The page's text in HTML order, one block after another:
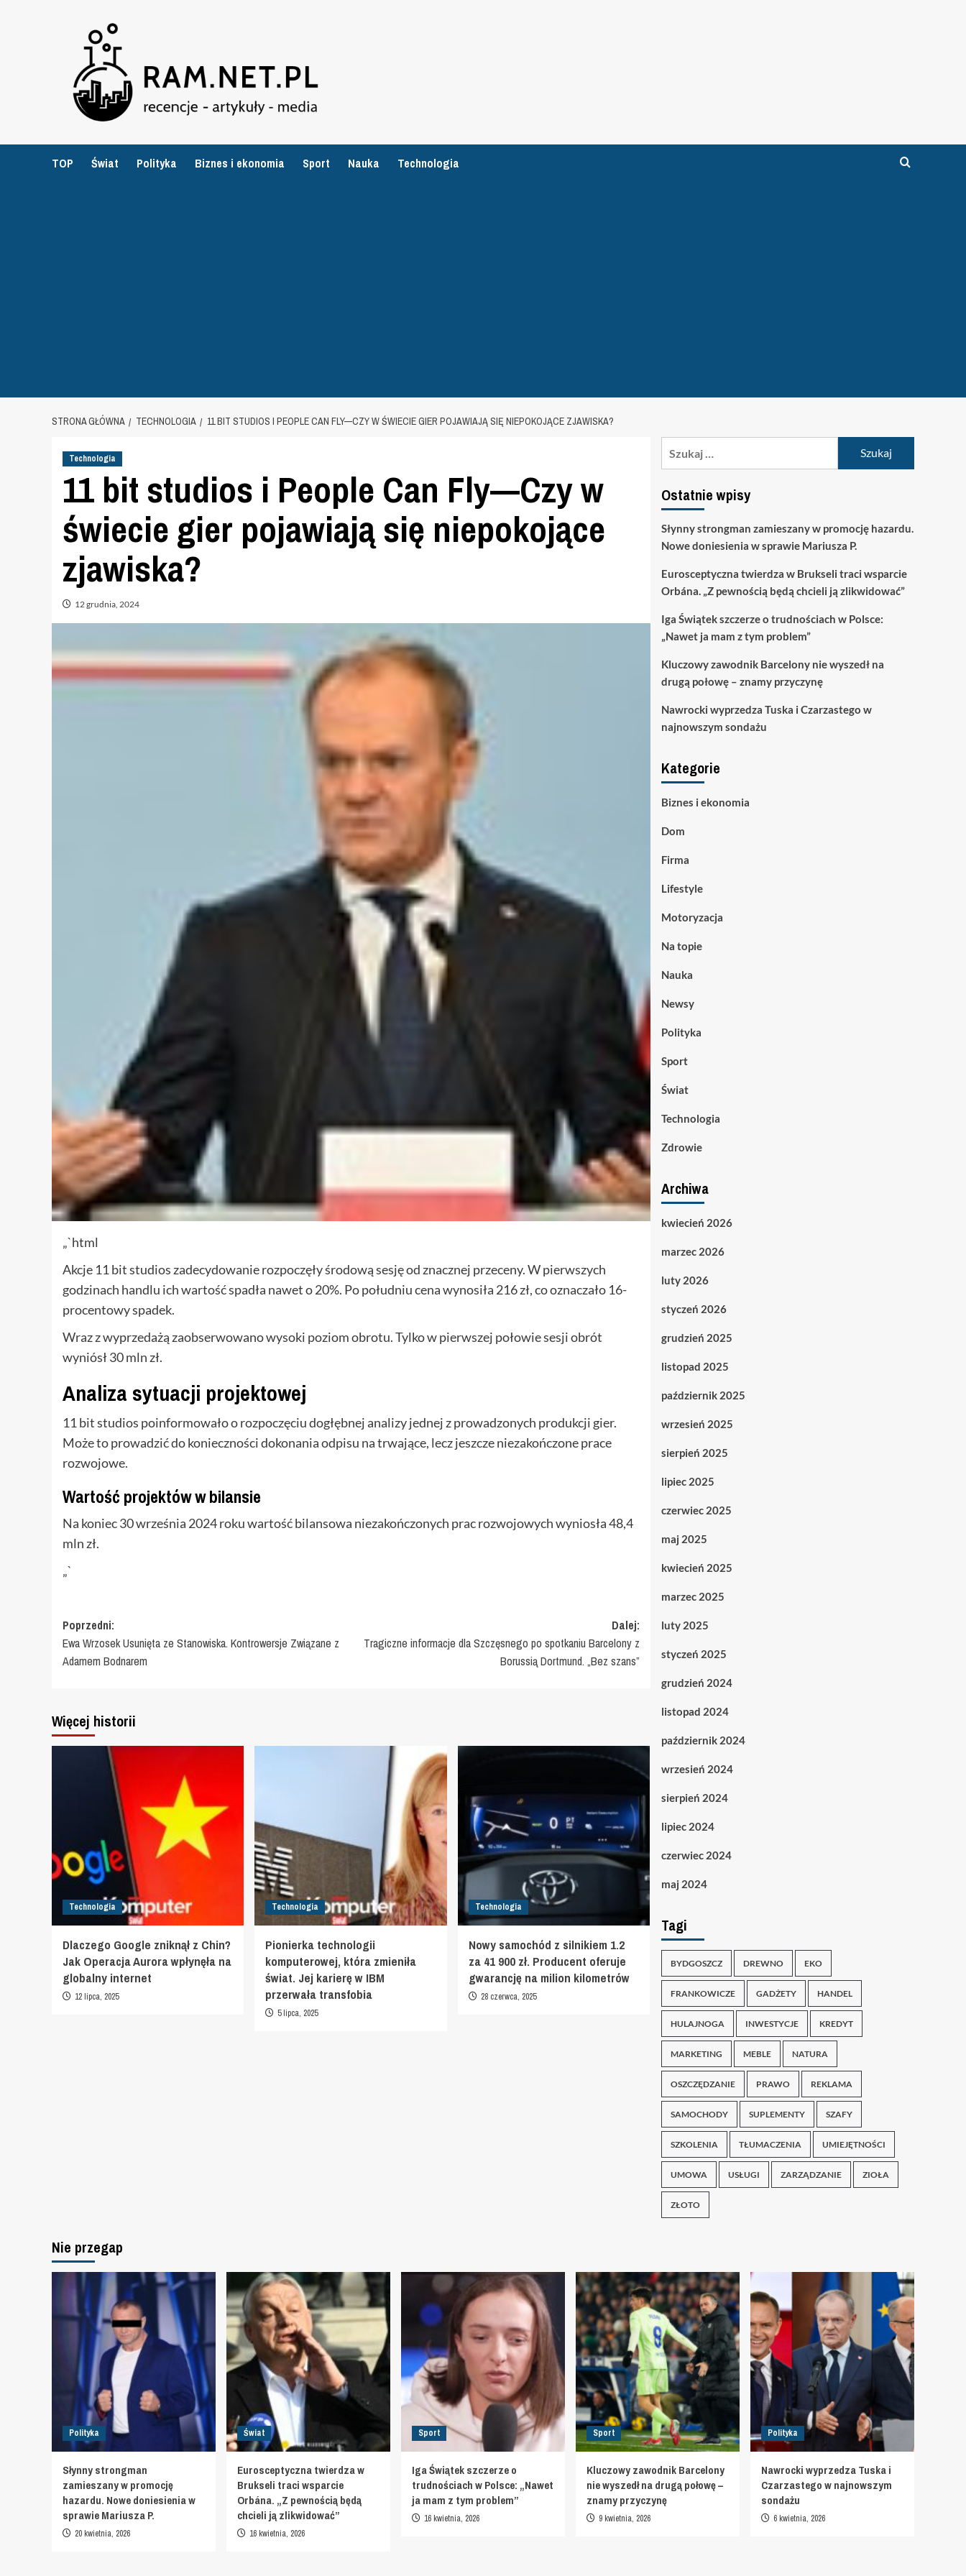
TOP Świat Polityka Biznes i ekonomia Sport Nauka Technologia
STRONA GŁÓWNA TECHNOLOGIA 11 BIT STUDIOS I PEOPLE CAN FLY—CZY W ŚWIECIE GIER POJAWIAJĄ SIĘ NIEPOKOJĄCE ZJAWISKA?
Technologia
11 bit studios i People Can Fly—Czy w
świecie gier pojawiają się niepokojące
zjawiska?
12 grudnia, 2024
„`html
Akcje 11 bit studios zadecydowanie rozpoczęły środową sesję od znacznej przeceny. W pierwszych
godzinach handlu ich wartość spadła nawet o 20%. Po południu cena wynosiła 216 zł, co oznaczało 16-
procentowy spadek.
Wraz z wyprzedażą zaobserwowano wysoki poziom obrotu. Tylko w pierwszej połowie sesji obrót
wyniósł 30 mln zł.
Analiza sytuacji projektowej
11 bit studios poinformowało o rozpoczęciu dogłębnej analizy jednej z prowadzonych produkcji gier.
Może to prowadzić do konieczności dokonania odpisu na trwające, lecz jeszcze niezakończone prace
rozwojowe.
Wartość projektów w bilansie
Na koniec 30 września 2024 roku wartość bilansowa niezakończonych prac rozwojowych wyniosła 48,4
mln zł.
„`
Zobacz
wpisy
Poprzedni:
Ewa Wrzosek Usunięta ze Stanowiska. Kontrowersje Związane z
Adamem Bodnarem
Dalej:
Tragiczne informacje dla Szczęsnego po spotkaniu Barcelony z
Borussią Dortmund. „Bez szans”
Więcej historii
Technologia
Dlaczego Google zniknął z Chin?
Jak Operacja Aurora wpłynęła na
globalny internet
12 lipca, 2025
Technologia
Pionierka technologii
komputerowej, która zmieniła
świat. Jej karierę w IBM
przerwała transfobia
5 lipca, 2025
Technologia
Nowy samochód z silnikiem 1.2
za 41 900 zł. Producent oferuje
gwarancję na milion kilometrów
28 czerwca, 2025
Ostatnie wpisy
Słynny strongman zamieszany w promocję hazardu.
Nowe doniesienia w sprawie Mariusza P.
Eurosceptyczna twierdza w Brukseli traci wsparcie
Orbána. „Z pewnością będą chcieli ją zlikwidować”
Iga Świątek szczerze o trudnościach w Polsce:
„Nawet ja mam z tym problem”
Kluczowy zawodnik Barcelony nie wyszedł na
drugą połowę – znamy przyczynę
Nawrocki wyprzedza Tuska i Czarzastego w
najnowszym sondażu
Kategorie
Biznes i ekonomia
Dom
Firma
Lifestyle
Motoryzacja
Na topie
Nauka
Newsy
Polityka
Sport
Świat
Technologia
Zdrowie
Archiwa
kwiecień 2026
marzec 2026
luty 2026
styczeń 2026
grudzień 2025
listopad 2025
październik 2025
wrzesień 2025
sierpień 2025
lipiec 2025
czerwiec 2025
maj 2025
kwiecień 2025
marzec 2025
luty 2025
styczeń 2025
grudzień 2024
listopad 2024
październik 2024
wrzesień 2024
sierpień 2024
lipiec 2024
czerwiec 2024
maj 2024
Tagi
BYDGOSZCZ DREWNO EKO
FRANKOWICZE GADŻETY HANDEL
HULAJNOGA INWESTYCJE KREDYT
MARKETING MEBLE NATURA
OSZCZĘDZANIE PRAWO REKLAMA
SAMOCHODY SUPLEMENTY SZAFY
SZKOLENIA TŁUMACZENIA UMIEJĘTNOŚCI
UMOWA USŁUGI ZARZĄDZANIE ZIOŁA
ZŁOTO
Nie przegap
Polityka
Słynny strongman
zamieszany w promocję
hazardu. Nowe doniesienia w
sprawie Mariusza P.
20 kwietnia, 2026
Świat
Eurosceptyczna twierdza w
Brukseli traci wsparcie
Orbána. „Z pewnością będą
chcieli ją zlikwidować”
16 kwietnia, 2026
Sport
Iga Świątek szczerze o
trudnościach w Polsce: „Nawet
ja mam z tym problem”
16 kwietnia, 2026
Sport
Kluczowy zawodnik Barcelony
nie wyszedł na drugą połowę –
znamy przyczynę
9 kwietnia, 2026
Polityka
Nawrocki wyprzedza Tuska i
Czarzastego w najnowszym
sondażu
6 kwietnia, 2026